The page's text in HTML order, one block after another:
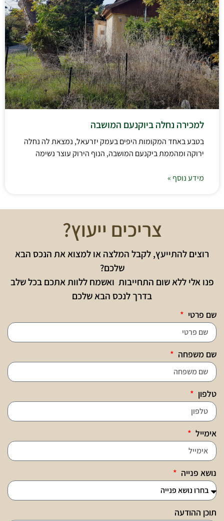
למכירה נחלה ביוקנעם המושבה
בטבע באחד המקומות היפים בעמק יזרעאל, נמצאת לה נחלה
ירוקה ומהממת ביקנעם המושבה, הנוף הירוק עוצר נשימה
מידע נוסף »
צריכים ייעוץ?
רוצים להתייעץ, לקבל המלצה או למצוא את הנכס הבא
שלכם?
פנו אלי ללא שום התחייבות ואשמח ללוות אתכם בכל שלב
בדרך לנכס הבא שלכם
שם פרטי
שם משפחה
טלפון
אימייל
נושא פנייה
תוכן ההודעה